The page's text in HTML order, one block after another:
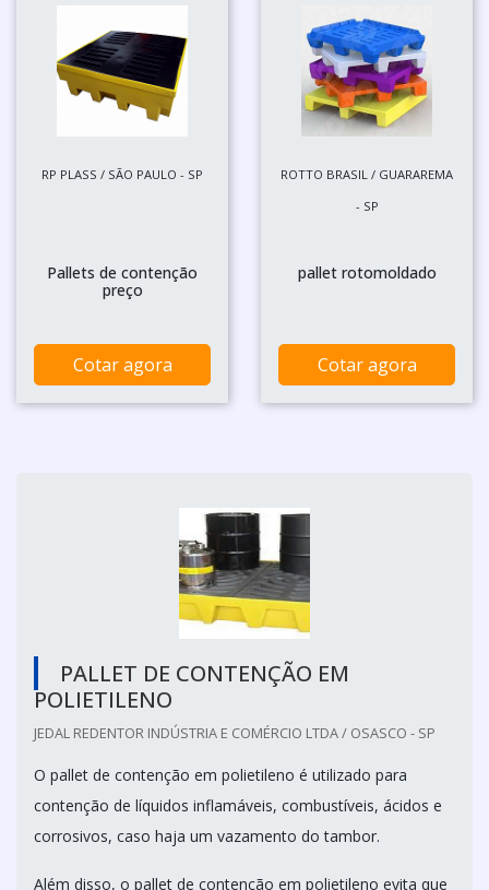
RP PLASS / SÃO PAULO - SP
Pallets de contenção
preço
Cotar agora
ROTTO BRASIL / GUARAREMA
- SP
pallet rotomoldado
Cotar agora
PALLET DE CONTENÇÃO EM
POLIETILENO
JEDAL REDENTOR INDÚSTRIA E COMÉRCIO LTDA / OSASCO - SP
O pallet de contenção em polietileno é utilizado para
contenção de líquidos inflamáveis, combustíveis, ácidos e
corrosivos, caso haja um vazamento do tambor.
Além disso, o pallet de contenção em polietileno evita que